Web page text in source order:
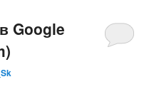
Google